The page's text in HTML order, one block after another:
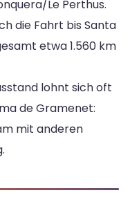
Le Perthus.
die Fahrt bis Santa
etwa 1.560 km
lohnt sich oft
de Gramenet:
mit anderen